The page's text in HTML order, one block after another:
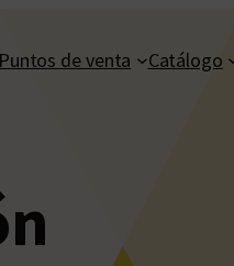
Puntos de venta Catálogo